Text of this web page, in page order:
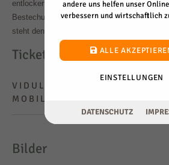
andere uns helfen unser
verbessern und wirtschaftlich
ALLE
EINSTELLUNGEN
DATENSCHUTZ
entlocken, herunter. Um eventuell
Bestechungsgelder für nötige
steht den Forschenden ein begrenztes
Ticket-Informationen
VIDULUS SAGA - UNSER
MOBILE ESCAPE ROOM
Person
35,00 €
Anzahl
Bilder